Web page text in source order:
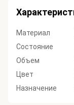
Материал
Состояние
Объем
Цвет
Назначение